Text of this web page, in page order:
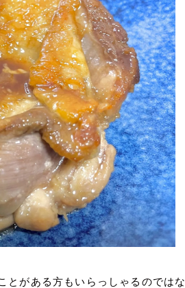
とがある方もいらっしゃるのではな